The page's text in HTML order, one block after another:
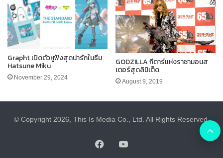
Grapht เปิดตัวหูฟังสุดน่ารักในธีม
Hatsune Miku
November 29, 2024
GODZILLA กีตาร์แห่งราชามอนส
เตอร์สุดลิมิเต็ด
August 9, 2019
© Copyright 2026, This Is Media Co., Ltd. All Rights Reserved.
FacebookYouTube